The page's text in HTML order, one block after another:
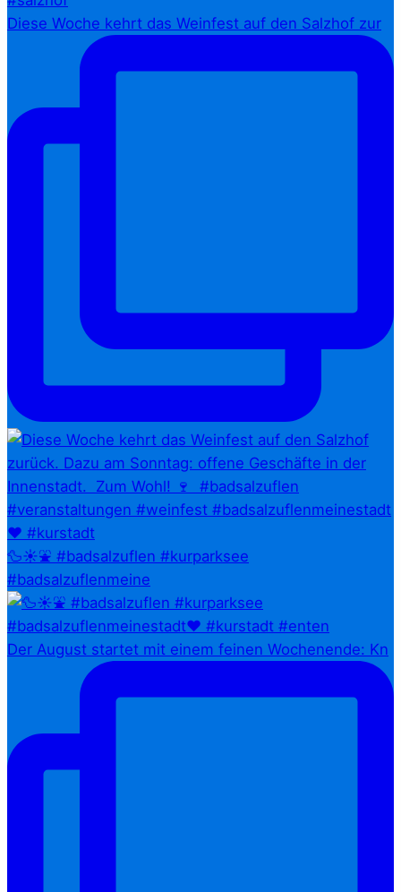
Diese Woche kehrt das Weinfest auf den Salzhof zur
🦆☀️⛲ #badsalzuflen #kurparksee
#badsalzuflenmeine
Der August startet mit einem feinen Wochenende: Kn